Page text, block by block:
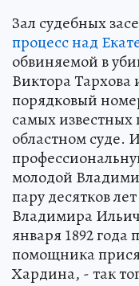
Зал судебных
процесс над
обвиняемой в
Виктора Тархова
порядковый
самых
областном суде.
молодой
пару десятков
Владимира
января 1892 года
помощника
Хардина, - так